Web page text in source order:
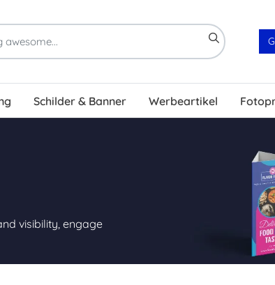
Schilder & Banner Werbeartikel
visibility, engage